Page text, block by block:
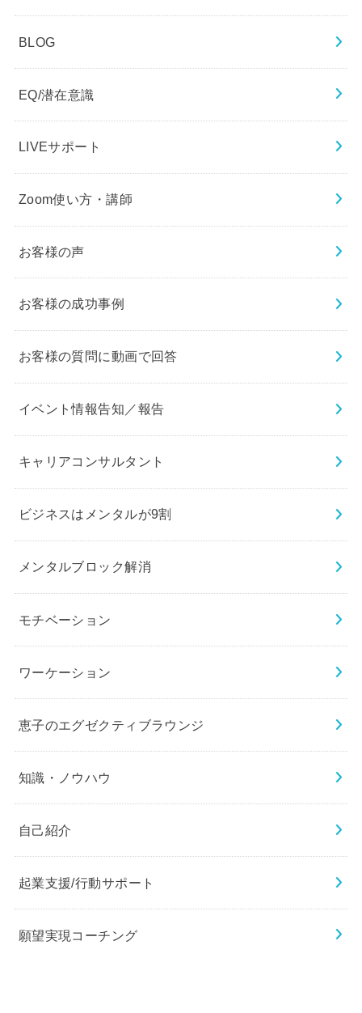
BLOG
EQ/潜在意識
LIVEサポート
Zoom使い方・講師
お客様の声
お客様の成功事例
お客様の質問に動画で回答
イベント情報告知／報告
キャリアコンサルタント
ビジネスはメンタルが9割
メンタルブロック解消
モチベーション
ワーケーション
恵子のエグゼクティブラウンジ
知識・ノウハウ
自己紹介
起業支援/行動サポート
願望実現コーチング